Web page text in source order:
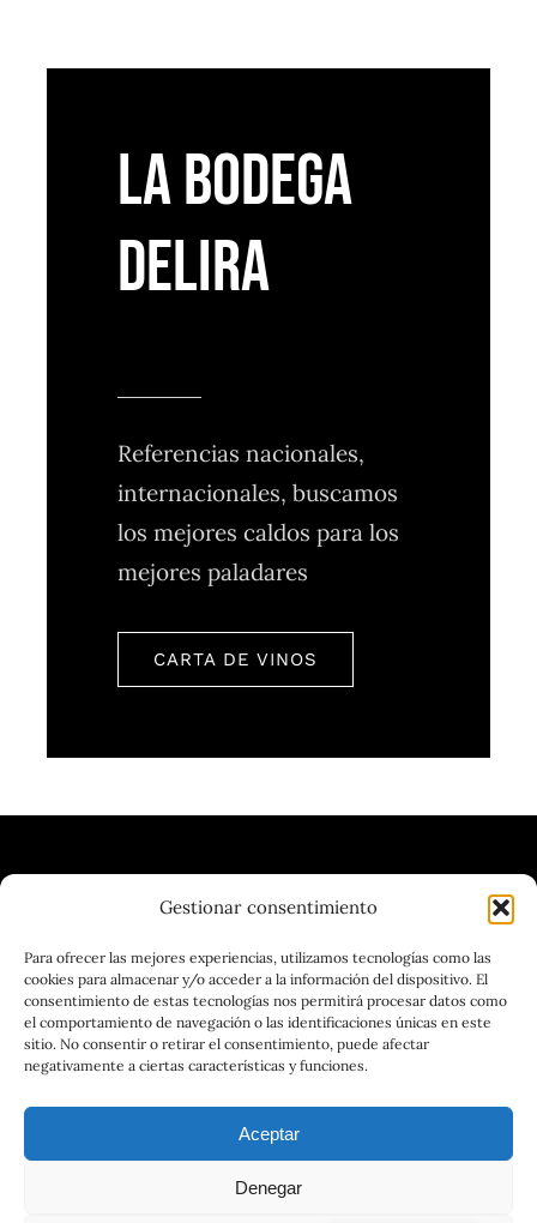
Gestionar consentimiento
Para ofrecer las mejores experiencias, utilizamos tecnologías como las
cookies para almacenar y/o acceder a la información del dispositivo. El
consentimiento de estas tecnologías nos permitirá procesar datos como
el comportamiento de navegación o las identificaciones únicas en este
sitio. No consentir o retirar el consentimiento, puede afectar
negativamente a ciertas características y funciones.
Aceptar
Denegar
la bodega
delira
Referencias nacionales,
internacionales, buscamos
los mejores caldos para los
mejores paladares
CARTA DE VINOS
| VINOTECA | CERVECERÍA |
GASTRONOMÍA